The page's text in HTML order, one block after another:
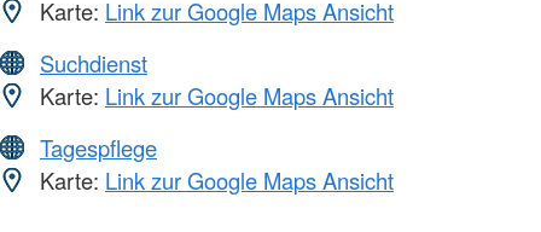
Karte: Link zur Google Maps Ansicht
Suchdienst
Karte: Link zur Google Maps Ansicht
Tagespflege
Karte: Link zur Google Maps Ansicht